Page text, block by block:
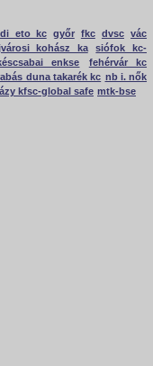
eto kc győr fkc dvsc vác
kohász ka
siófok kc-
enkse
fehérvár kc
duna takarék kc nb i. nők
kfsc-global safe mtk-bse